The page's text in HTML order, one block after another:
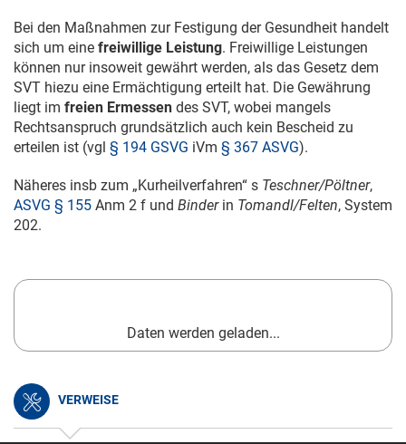
Bei den Maßnahmen zur Festigung der Gesundheit handelt
sich um eine freiwillige Leistung. Freiwillige Leistungen
können nur insoweit gewährt werden, als das Gesetz dem
SVT hiezu eine Ermächtigung erteilt hat. Die Gewährung
liegt im freien Ermessen des SVT, wobei mangels
Rechtsanspruch grundsätzlich auch kein Bescheid zu
erteilen ist (vgl § 194 GSVG iVm § 367 ASVG).
Näheres insb zum „Kurheilverfahren“ s Teschner/Pöltner,
ASVG § 155 Anm 2 f und Binderin Tomandl/Felten, System
202.
Daten werden geladen...
VERWEISE